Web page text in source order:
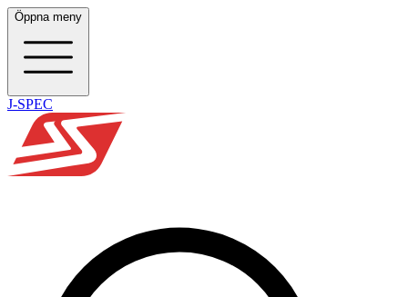
Öppna meny
J-SPEC